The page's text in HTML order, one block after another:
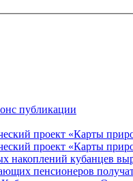
публикации
проект «Карты
проект «Карты
накоплений кубанцев
пенсионеров